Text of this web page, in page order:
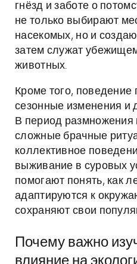
гнёзд и заботе о
не только выбирают
насекомых, но и
затем служат
животных.
Кроме того, поведение
сезонные изменения и
В период
сложные брачные
коллективное
выживание в суровых
помогают понять, как
адаптируются к
сохраняют свои
Почему важно
влияние на